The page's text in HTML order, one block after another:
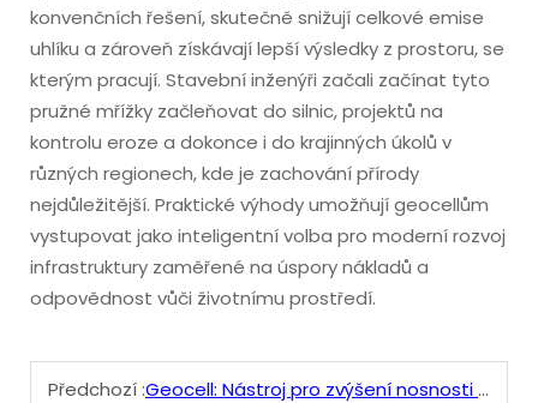
konvenčních řešení, skutečně snižují celkové emise
uhlíku a zároveň získávají lepší výsledky z prostoru, se
kterým pracují. Stavební inženýři začali začínat tyto
pružné mřížky začleňovat do silnic, projektů na
kontrolu eroze a dokonce i do krajinných úkolů v
různých regionech, kde je zachování přírody
nejdůležitější. Praktické výhody umožňují geocellům
vystupovat jako inteligentní volba pro moderní rozvoj
infrastruktury zaměřené na úspory nákladů a
odpovědnost vůči životnímu prostředí.
Předchozí :Geocell: Nástroj pro zvýšení nosnosti základů a odolnosti vůči erozi